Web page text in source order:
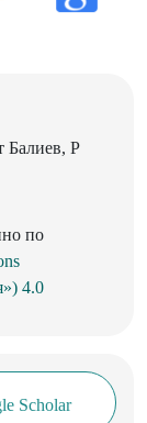
Балиев, Р
по
4.0
Scholar